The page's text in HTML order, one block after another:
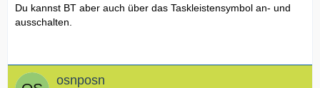
Du kannst BT aber auch über das Taskleistensymbol an- und
ausschalten.
osnposn